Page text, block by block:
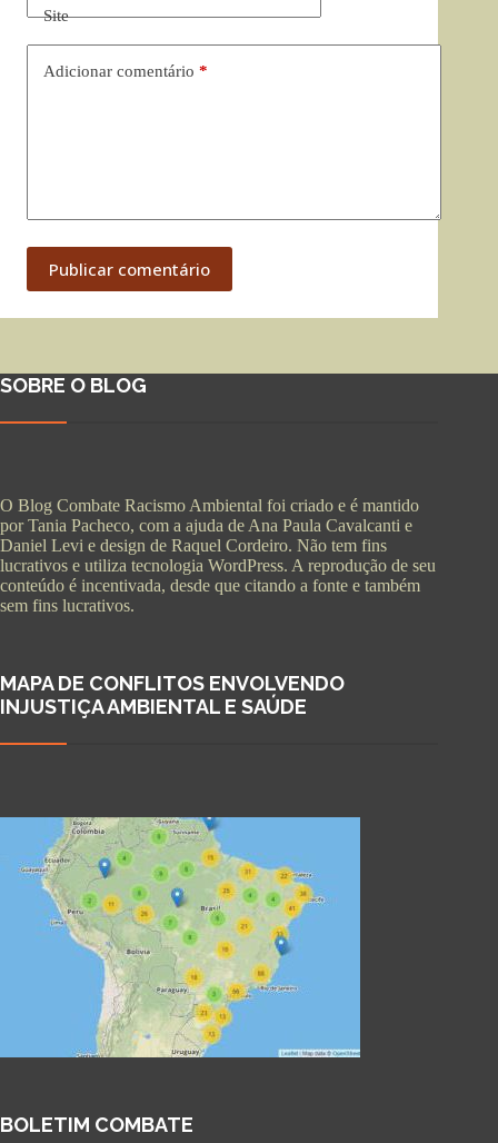
Site
Adicionar comentário *
Publicar comentário
SOBRE O BLOG
O Blog Combate Racismo Ambiental foi criado e é mantido
por Tania Pacheco, com a ajuda de Ana Paula Cavalcanti e
Daniel Levi e design de Raquel Cordeiro. Não tem fins
lucrativos e utiliza tecnologia WordPress. A reprodução de seu
conteúdo é incentivada, desde que citando a fonte e também
sem fins lucrativos.
MAPA DE CONFLITOS ENVOLVENDO
INJUSTIÇA AMBIENTAL E SAÚDE
BOLETIM COMBATE